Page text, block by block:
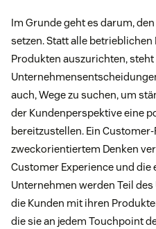
Im Grunde geht es darum,
setzen. Statt alle betrieblichen
Produkten auszurichten,
auch, Wege zu suchen, um
der Kundenperspektive eine
bereitzustellen. Ein
zweckorientiertem Denken
Customer Experience und die
Unternehmen werden Teil
die Kunden mit ihren
die sie an jedem Touchpoint